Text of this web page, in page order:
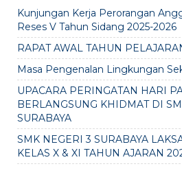
Kunjungan Kerja Perorangan
Reses V Tahun Sidang 2025-2026
RAPAT AWAL TAHUN
Masa Pengenalan Lingkungan
UPACARA PERINGATAN HARI
BERLANGSUNG KHIDMAT DI
SURABAYA
SMK NEGERI 3 SURABAYA
KELAS X & XI TAHUN AJARAN